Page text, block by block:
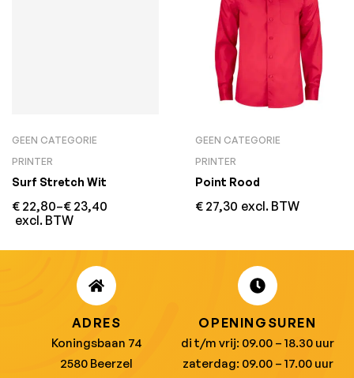
GEEN CATEGORIE
PRINTER
Surf Stretch Wit
€ 22,80–€ 23,40
excl. BTW
GEEN CATEGORIE
PRINTER
Point Rood
€ 27,30 excl. BTW
ADRES
Koningsbaan 74
2580 Beerzel
OPENINGSUREN
di t/m vrij: 09.00 – 18.30 uur
zaterdag: 09.00 – 17.00 uur